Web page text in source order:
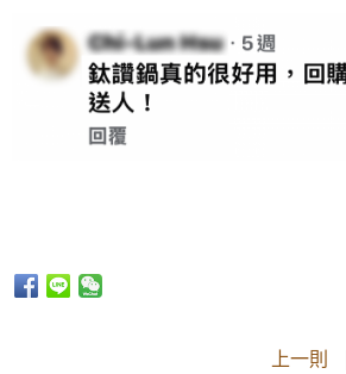
上一則